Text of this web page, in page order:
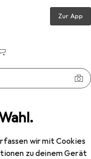
wir mit Cookies
zu deinem Gerät
Zur App
TA 1200